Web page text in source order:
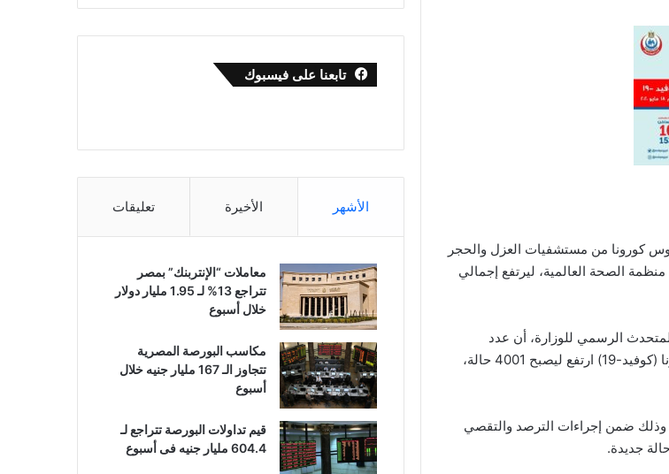
عن خروج 268 من المصابين بفيروس كورونا من مستشفيات العزل والحجر
الصحة العالمية، ليرتفع إجمالي
الرسمي للوزارة، أن عدد
الحالات التي تحولت نتائج تحاليلها معمليًا من إيجابية إلى سلبية لفيروس كورونا (كوفيد-19) ارتفع ليصبح 4001 حالة،
للفيروس، وذلك ضمن إجراءات الترصد والتقصي
تابعنا على فيسبوك
الأشهر الأخيرة تعليقات
معاملات “الإنتربنك” بمصر
تتراجع 13% لـ 1.95 مليار دولار
خلال أسبوع
مكاسب البورصة المصرية
تتجاوز الـ 167 مليار جنيه خلال
أسبوع
قيم تداولات البورصة تتراجع لـ
604.4 مليار جنيه فى أسبوع